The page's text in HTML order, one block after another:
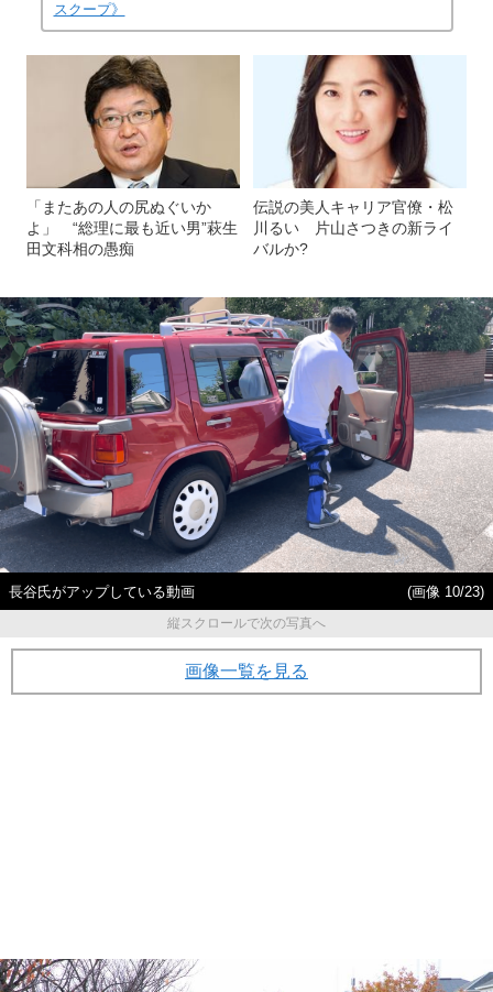
スクープ》
「またあの人の尻ぬぐいか
よ」 “総理に最も近い男”萩生
田文科相の愚痴
伝説の美人キャリア官僚・松
川るい 片山さつきの新ライ
バルか?
長谷氏がアップしている動画
(画像 10/23)
縦スクロールで次の写真へ
画像一覧を見る